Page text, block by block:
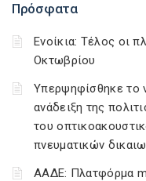
Πρόσφατα
Ενοίκια: Τέλος οι
Οκτωβρίου
Υπερψηφίσθηκε το
ανάδειξη της
του
πνευματικών
ΑΑΔΕ: Πλατφόρμα